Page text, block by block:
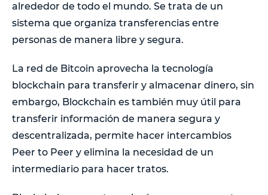
alrededor de todo el mundo. Se trata de un
sistema que organiza transferencias entre
personas de manera libre y segura.
La red de Bitcoin aprovecha la tecnología
blockchain para transferir y almacenar dinero, sin
embargo, Blockchain es también muy útil para
transferir información de manera segura y
descentralizada, permite hacer intercambios
Peer to Peer y elimina la necesidad de un
intermediario para hacer tratos.